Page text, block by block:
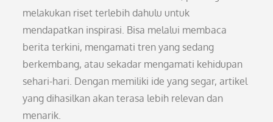
melakukan riset terlebih dahulu untuk
mendapatkan inspirasi. Bisa melalui membaca
berita terkini, mengamati tren yang sedang
berkembang, atau sekadar mengamati kehidupan
sehari-hari. Dengan memiliki ide yang segar, artikel
yang dihasilkan akan terasa lebih relevan dan
menarik.